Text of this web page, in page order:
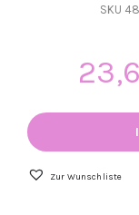
SKU
Zur Wunschliste